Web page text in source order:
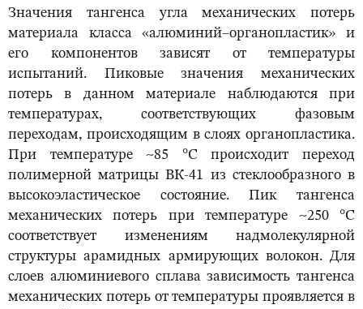
Значения тангенса угла механических потерь
материала класса «алюминий–органопластик» и
его компонентов зависят от температуры
испытаний. Пиковые значения механических
потерь в данном материале наблюдаются при
температурах, соответствующих фазовым
переходам, происходящим в слоях органопластика.
При температуре ~85 °С происходит переход
полимерной матрицы ВК-41 из стеклообразного в
высокоэластическое состояние. Пик тангенса
механических потерь при температуре ~250 °С
соответствует изменениям надмолекулярной
структуры арамидных армирующих волокон. Для
слоев алюминиевого сплава зависимость тангенса
механических потерь от температуры проявляется в